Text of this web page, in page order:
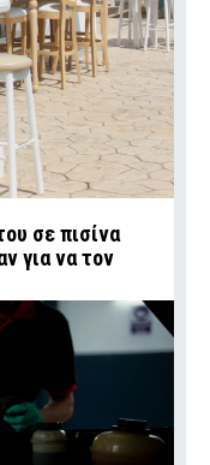
σε πισίνα
για να τον